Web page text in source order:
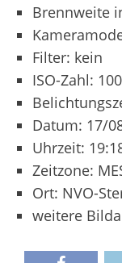
Brennweite
Filter: kein
ISO-Zahl: 100
Datum: 17/
Uhrzeit:
Zeitzone:
Ort: NVO-
weitere